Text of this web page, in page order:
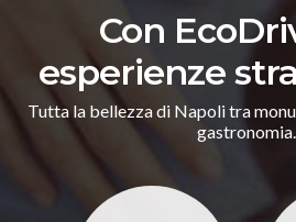
Con
esperienze
Tutta la bellezza di Napoli tra
gastronomia.